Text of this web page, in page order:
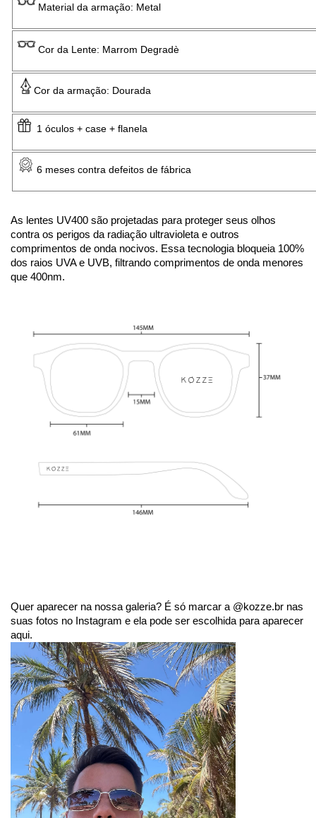
Material da armação: Metal
Cor da Lente: Marrom Degradè
Cor da armação: Dourada
1 óculos + case + flanela
6 meses contra defeitos de fábrica
As lentes UV400 são projetadas para proteger seus olhos
contra os perigos da radiação ultravioleta e outros
comprimentos de onda nocivos. Essa tecnologia bloqueia 100%
dos raios UVA e UVB, filtrando comprimentos de onda menores
que 400nm.
Quer aparecer na nossa galeria? É só marcar a @kozze.br nas
suas fotos no Instagram e ela pode ser escolhida para aparecer
aqui.